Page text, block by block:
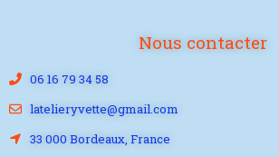
Nous contacter
06 16 79 34 58
latelieryvette@gmail.com
33 000 Bordeaux, France